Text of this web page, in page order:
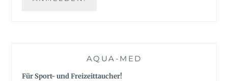
AQUA-MED
Für Sport- und Freizeittaucher!